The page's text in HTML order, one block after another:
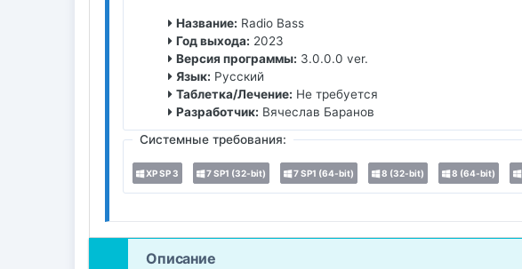
Название: Radio Bass
Год выхода: 2023
Версия программы: 3.0.0.0 ver.
Язык: Русский
Таблетка/Лечение: Не требуется
Разработчик: Вячеслав Баранов
Системные требования:
XP SP 3 7 SP1 (32-bit) 7 SP1 (64-bit) 8 (32-bit) 8 (64-bit)
Описание